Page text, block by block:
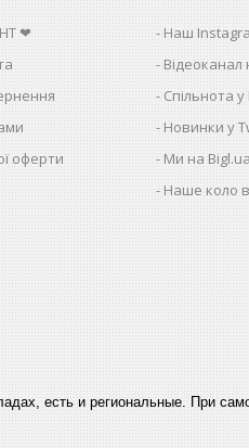
❤
оферти
Наш
Спільнота
Новинки у
Ми на Bigl.ua
Наше коло
есть и региональные. При